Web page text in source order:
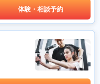
体験・相談予約